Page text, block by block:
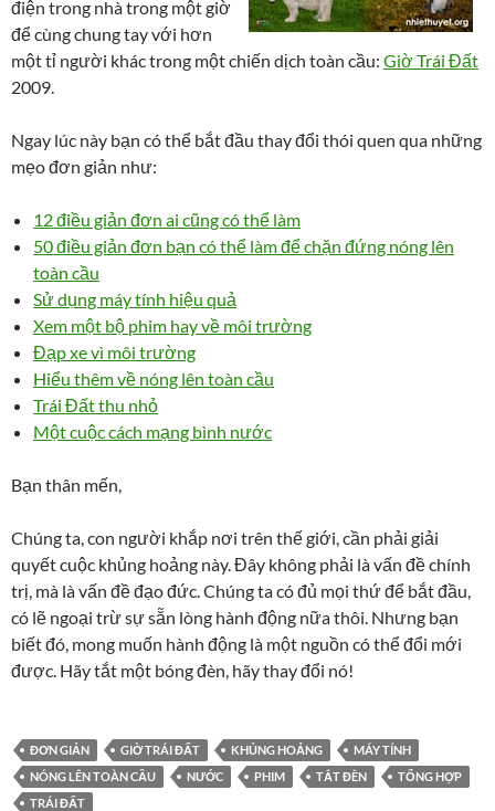
điện trong nhà trong một giờ
để cùng chung tay với hơn
một tỉ người khác trong một chiến dịch toàn cầu: Giờ Trái Đất
2009.
Ngay lúc này bạn có thể bắt đầu thay đổi thói quen qua những
mẹo đơn giản như:
12 điều giản đơn ai cũng có thể làm
50 điều giản đơn bạn có thể làm để chặn đứng nóng lên
toàn cầu
Sử dụng máy tính hiệu quả
Xem một bộ phim hay về môi trường
Đạp xe vì môi trường
Hiểu thêm về nóng lên toàn cầu
Trái Đất thu nhỏ
Một cuộc cách mạng bình nước
Bạn thân mến,
Chúng ta, con người khắp nơi trên thế giới, cần phải giải
quyết cuộc khủng hoảng này. Đây không phải là vấn đề chính
trị, mà là vấn đề đạo đức. Chúng ta có đủ mọi thứ để bắt đầu,
có lẽ ngoại trừ sự sẵn lòng hành động nữa thôi. Nhưng bạn
biết đó, mong muốn hành động là một nguồn có thể đổi mới
được. Hãy tắt một bóng đèn, hãy thay đổi nó!
ĐƠN GIẢN GIỜ TRÁI ĐẤT KHỦNG HOẢNG
MÁY TÍNH
NÓNG LÊN TOÀN CẦU
NƯỚC PHIM TẮT ĐÈN
TỔNG HỢP
TRÁI ĐẤT